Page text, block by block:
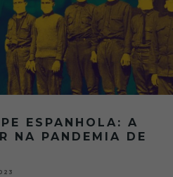
ESPANHOLA: A
NA PANDEMIA DE